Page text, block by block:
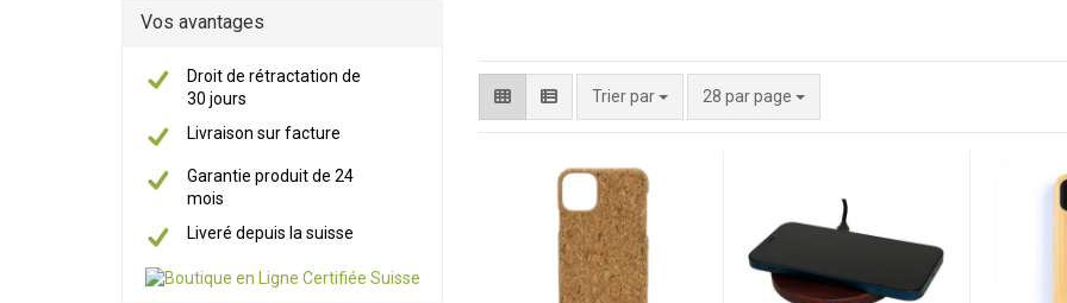
Trier par 28 par page
Vos avantages
Droit de rétractation de
30 jours
Livraison sur facture
Garantie produit de 24
mois
Liveré depuis la suisse